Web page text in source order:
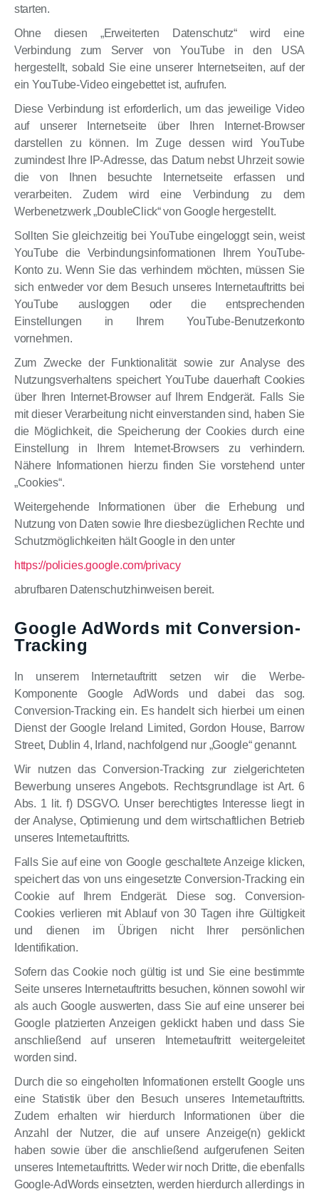
starten.
Ohne diesen „Erweiterten Datenschutz“ wird eine
Verbindung zum Server von YouTube in den USA
hergestellt, sobald Sie eine unserer Internetseiten, auf der
ein YouTube-Video eingebettet ist, aufrufen.
Diese Verbindung ist erforderlich, um das jeweilige Video
auf unserer Internetseite über Ihren Internet-Browser
darstellen zu können. Im Zuge dessen wird YouTube
zumindest Ihre IP-Adresse, das Datum nebst Uhrzeit sowie
die von Ihnen besuchte Internetseite erfassen und
verarbeiten. Zudem wird eine Verbindung zu dem
Werbenetzwerk „DoubleClick“ von Google hergestellt.
Sollten Sie gleichzeitig bei YouTube eingeloggt sein, weist
YouTube die Verbindungsinformationen Ihrem YouTube-
Konto zu. Wenn Sie das verhindern möchten, müssen Sie
sich entweder vor dem Besuch unseres Internetauftritts bei
YouTube ausloggen oder die entsprechenden
Einstellungen in Ihrem YouTube-Benutzerkonto
vornehmen.
Zum Zwecke der Funktionalität sowie zur Analyse des
Nutzungsverhaltens speichert YouTube dauerhaft Cookies
über Ihren Internet-Browser auf Ihrem Endgerät. Falls Sie
mit dieser Verarbeitung nicht einverstanden sind, haben Sie
die Möglichkeit, die Speicherung der Cookies durch eine
Einstellung in Ihrem Internet-Browsers zu verhindern.
Nähere Informationen hierzu finden Sie vorstehend unter
„Cookies“.
Weitergehende Informationen über die Erhebung und
Nutzung von Daten sowie Ihre diesbezüglichen Rechte und
Schutzmöglichkeiten hält Google in den unter
https://policies.google.com/privacy
abrufbaren Datenschutzhinweisen bereit.
Google AdWords mit Conversion-
Tracking
In unserem Internetauftritt setzen wir die Werbe-
Komponente Google AdWords und dabei das sog.
Conversion-Tracking ein. Es handelt sich hierbei um einen
Dienst der Google Ireland Limited, Gordon House, Barrow
Street, Dublin 4, Irland, nachfolgend nur „Google“ genannt.
Wir nutzen das Conversion-Tracking zur zielgerichteten
Bewerbung unseres Angebots. Rechtsgrundlage ist Art. 6
Abs. 1 lit. f) DSGVO. Unser berechtigtes Interesse liegt in
der Analyse, Optimierung und dem wirtschaftlichen Betrieb
unseres Internetauftritts.
Falls Sie auf eine von Google geschaltete Anzeige klicken,
speichert das von uns eingesetzte Conversion-Tracking ein
Cookie auf Ihrem Endgerät. Diese sog. Conversion-
Cookies verlieren mit Ablauf von 30 Tagen ihre Gültigkeit
und dienen im Übrigen nicht Ihrer persönlichen
Identifikation.
Sofern das Cookie noch gültig ist und Sie eine bestimmte
Seite unseres Internetauftritts besuchen, können sowohl wir
als auch Google auswerten, dass Sie auf eine unserer bei
Google platzierten Anzeigen geklickt haben und dass Sie
anschließend auf unseren Internetauftritt weitergeleitet
worden sind.
Durch die so eingeholten Informationen erstellt Google uns
eine Statistik über den Besuch unseres Internetauftritts.
Zudem erhalten wir hierdurch Informationen über die
Anzahl der Nutzer, die auf unsere Anzeige(n) geklickt
haben sowie über die anschließend aufgerufenen Seiten
unseres Internetauftritts. Weder wir noch Dritte, die ebenfalls
Google-AdWords einsetzten, werden hierdurch allerdings in